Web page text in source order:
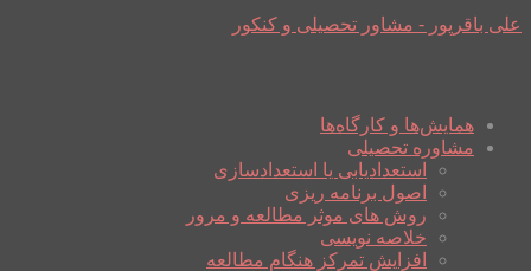
علی باقرپور - مشاور تحصیلی و کنکور
همایش‌ها و کارگاه‌ها
مشاوره تحصیلی
استعدادیابی یا استعدادسازی
اصول برنامه ریزی
روش های موثر مطالعه و مرور
خلاصه نویسی
افزایش تمرکز هنگام مطالعه